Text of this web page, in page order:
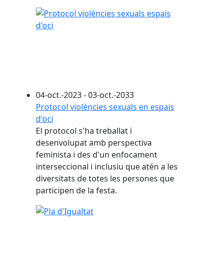
04-oct.-2023 - 03-oct.-2033
Protocol violències sexuals en espais
d'oci
El protocol s'ha treballat i
desenvolupat amb perspectiva
feminista i des d'un enfocament
interseccional i inclusiu que atén a les
diversitats de totes les persones que
participen de la festa.